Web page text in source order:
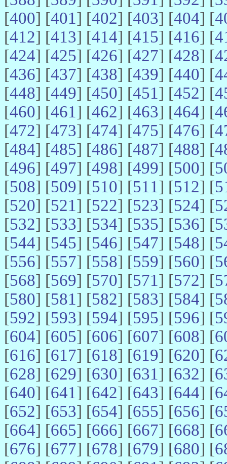
[400] [401] [402] [403] [404] [
[412] [413] [414] [415] [416] [
[424] [425] [426] [427] [428] [
[436] [437] [438] [439] [440] [
[448] [449] [450] [451] [452] [
[460] [461] [462] [463] [464] [
[472] [473] [474] [475] [476] [
[484] [485] [486] [487] [488] [
[496] [497] [498] [499] [500] [
[508] [509] [510] [511] [512] [
[520] [521] [522] [523] [524] [
[532] [533] [534] [535] [536] [
[544] [545] [546] [547] [548] [
[556] [557] [558] [559] [560] [
[568] [569] [570] [571] [572] [
[580] [581] [582] [583] [584] [
[592] [593] [594] [595] [596] [
[604] [605] [606] [607] [608] [
[616] [617] [618] [619] [620] [
[628] [629] [630] [631] [632] [
[640] [641] [642] [643] [644] [
[652] [653] [654] [655] [656] [
[664] [665] [666] [667] [668] [
[676] [677] [678] [679] [680] [